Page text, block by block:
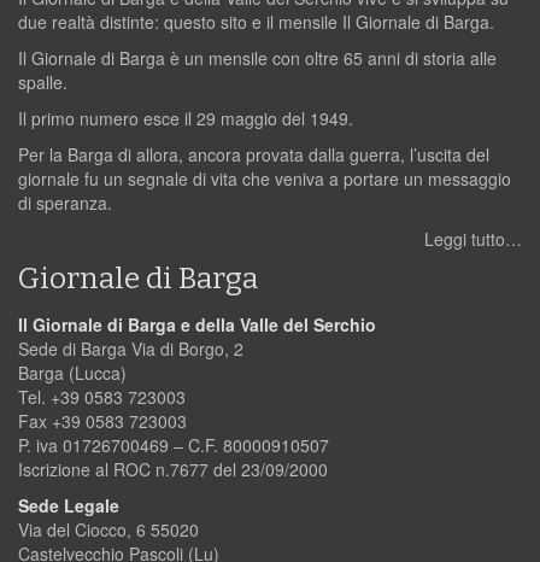
due realtà distinte: questo sito e il mensile Il Giornale di Barga.
Il Giornale di Barga è un mensile con oltre 65 anni di storia alle
spalle.
Il primo numero esce il 29 maggio del 1949.
Per la Barga di allora, ancora provata dalla guerra, l’uscita del
giornale fu un segnale di vita che veniva a portare un messaggio
di speranza.
Leggi tutto…
Giornale di Barga
Il Giornale di Barga e della Valle del Serchio
Sede di Barga Via di Borgo, 2
Barga (Lucca)
Tel. +39 0583 723003
Fax +39 0583 723003
P. iva 01726700469 – C.F. 80000910507
Iscrizione al ROC n.7677 del 23/09/2000
Sede Legale
Via del Ciocco, 6 55020
Castelvecchio Pascoli (Lu)